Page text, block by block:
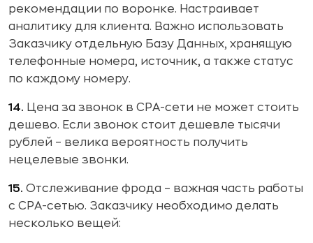
рекомендации по воронке. Настраивает
аналитику для клиента. Важно использовать
Заказчику отдельную Базу Данных, хранящую
телефонные номера, источник, а также статус
по каждому номеру.
14. Цена за звонок в СРА-сети не может стоить
дешево. Если звонок стоит дешевле тысячи
рублей – велика вероятность получить
нецелевые звонки.
15. Отслеживание фрода – важная часть работы
с СРА-сетью. Заказчику необходимо делать
несколько вещей: